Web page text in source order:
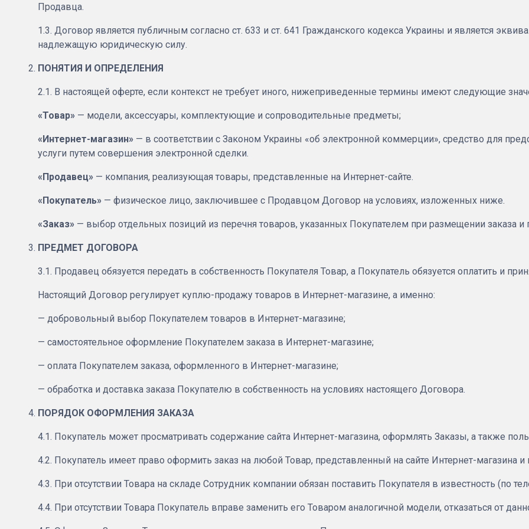
Продавца.
1.3. Договор является публичным согласно ст. 633 и ст. 641 Гражданского кодекса Украины и является
надлежащую юридическую силу.
ПОНЯТИЯ И ОПРЕДЕЛЕНИЯ
2.1. В настоящей оферте, если контекст не требует иного, нижеприведенные термины имеют следующие
«Товар» — модели, аксессуары, комплектующие и сопроводительные предметы;
«Интернет-магазин» — в соответствии с Законом Украины «об электронной коммерции», средство для
услуги путем совершения электронной сделки.
«Продавец» — компания, реализующая товары, представленные на Интернет-сайте.
«Покупатель» — физическое лицо, заключившее с Продавцом Договор на условиях, изложенных ниже.
«Заказ» — выбор отдельных позиций из перечня товаров, указанных Покупателем при размещении заказа и
ПРЕДМЕТ ДОГОВОРА
3.1. Продавец обязуется передать в собственность Покупателя Товар, а Покупатель обязуется оплатить и
Настоящий Договор регулирует куплю-продажу товаров в Интернет-магазине, а именно:
— добровольный выбор Покупателем товаров в Интернет-магазине;
— самостоятельное оформление Покупателем заказа в Интернет-магазине;
— оплата Покупателем заказа, оформленного в Интернет-магазине;
— обработка и доставка заказа Покупателю в собственность на условиях настоящего Договора.
ПОРЯДОК ОФОРМЛЕНИЯ ЗАКАЗА
4.1. Покупатель может просматривать содержание сайта Интернет-магазина, оформлять Заказы, а также
4.2. Покупатель имеет право оформить заказ на любой Товар, представленный на сайте Интернет-магазина
4.3. При отсутствии Товара на складе Сотрудник компании обязан поставить Покупателя в известность (по
4.4. При отсутствии Товара Покупатель вправе заменить его Товаром аналогичной модели, отказаться от